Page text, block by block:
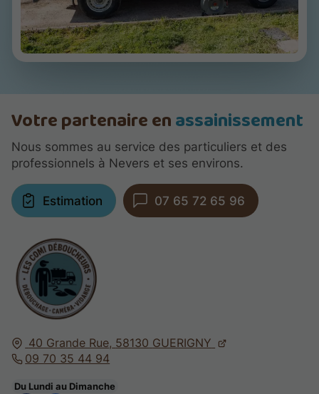
40 Grande Rue, 58130 GUERIGNY
09 70 35 44 94
Du Lundi au Dimanche
Votre partenaire enassainissement
Nous sommes au service des particuliers et des
professionnels à Nevers et ses environs.
Estimation 07 65 72 65 96